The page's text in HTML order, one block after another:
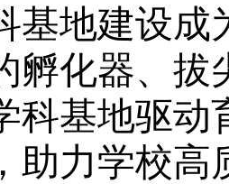
基地建设成
孵化器、拔
科基地驱
助力学校高